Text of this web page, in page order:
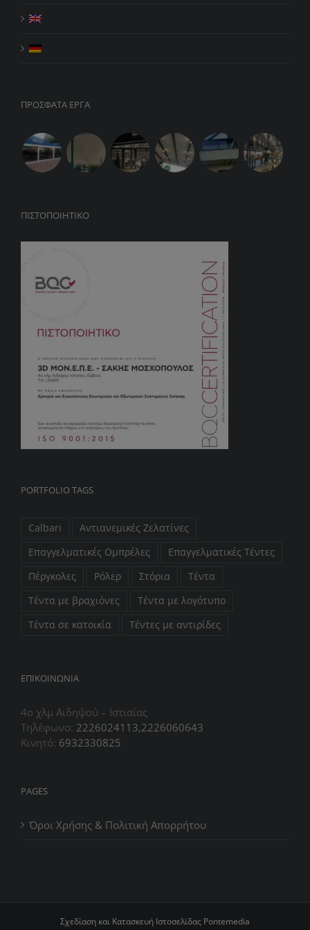
ΠΡΟΣΦΑΤΑ ΕΡΓΑ
ΠΙΣΤΟΠΟΙΗΤΙΚΌ
PORTFOLIO TAGS
Calbari
Αντιανεμικές Ζελατίνες
Επαγγελματικές Ομπρέλες
Επαγγελματικές Τέντες
Πέργκολες
Ρόλερ Στόρια
Τέντα
Τέντα με βραχιόνες
Τέντα με λογότυπο
Τέντα σε κατοικία
Τέντες με αντιρίδες
ΕΠIΚΟΙΝΩΝΙΑ
4ο χλμ Αιδηψού – Ιστιαίας
Τηλέφωνο: 2226024113,2226060643
Κινητό: 6932330825
PAGES
Όροι Χρήσης & Πολιτική Απορρήτου
Σχεδίαση και Κατασκευή Ιστοσελίδας Pontemedia